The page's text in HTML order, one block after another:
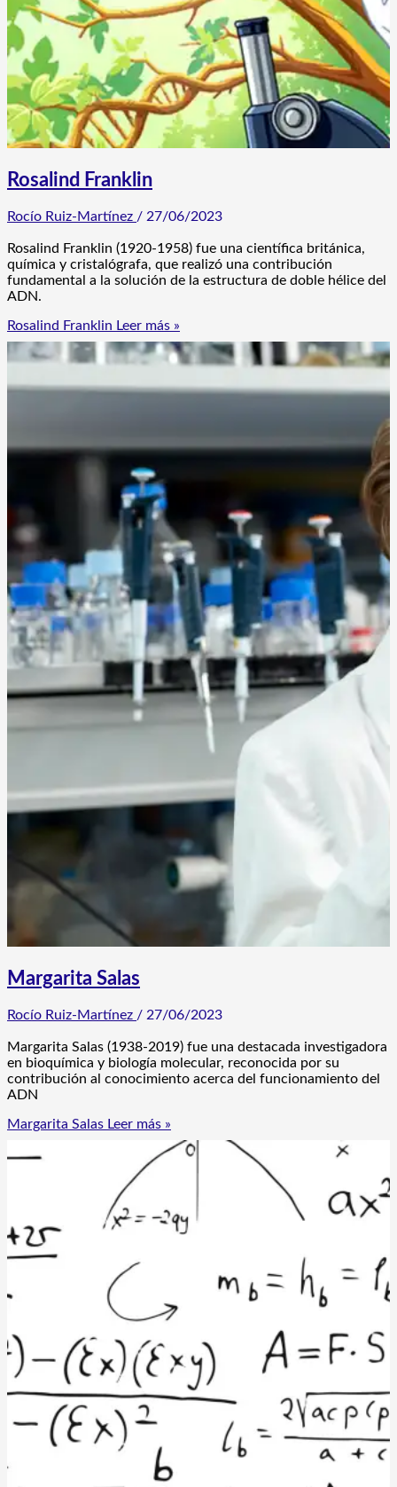
Rosalind Franklin
Rocío Ruiz-Martínez / 27/06/2023
Rosalind Franklin (1920-1958) fue una científica británica,
química y cristalógrafa, que realizó una contribución
fundamental a la solución de la estructura de doble hélice del
ADN.
Rosalind Franklin Leer más »
Margarita Salas
Rocío Ruiz-Martínez / 27/06/2023
Margarita Salas (1938-2019) fue una destacada investigadora
en bioquímica y biología molecular, reconocida por su
contribución al conocimiento acerca del funcionamiento del
ADN
Margarita Salas Leer más »